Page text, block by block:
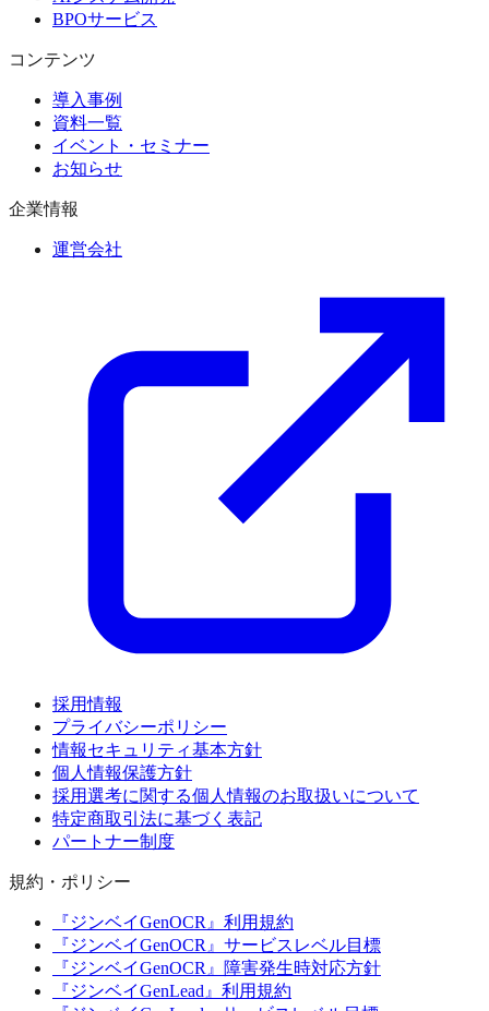
BPOサービス
コンテンツ
導入事例
資料一覧
イベント・セミナー
お知らせ
企業情報
運営会社
採用情報
プライバシーポリシー
情報セキュリティ基本方針
個人情報保護方針
採用選考に関する個人情報のお取扱いについて
特定商取引法に基づく表記
パートナー制度
規約・ポリシー
『ジンベイGenOCR』利用規約
『ジンベイGenOCR』サービスレベル目標
『ジンベイGenOCR』障害発生時対応方針
『ジンベイGenLead』利用規約